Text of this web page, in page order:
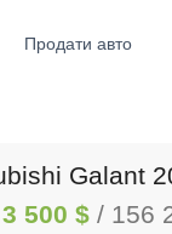
Продати авто
Galant
3 500 $ / 156